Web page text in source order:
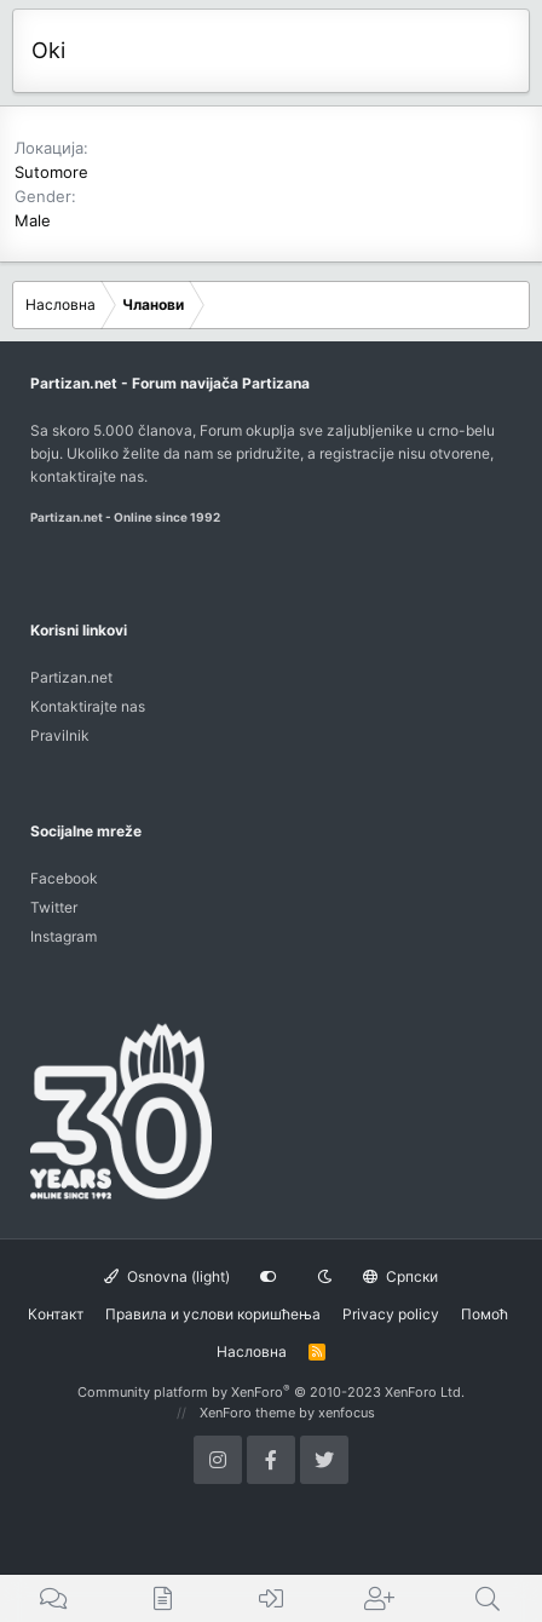
Oki
Локација
Sutomore
Gender
Male
Насловна Чланови
Partizan.net - Forum navijača Partizana
Sa skoro 5.000 članova, Forum okuplja sve zaljubljenike u crno-belu
boju. Ukoliko želite da nam se pridružite, a registracije nisu otvorene,
kontaktirajte nas.
Partizan.net - Online since 1992
Korisni linkovi
Partizan.net
Kontaktirajte nas
Pravilnik
Socijalne mreže
Facebook
Twitter
Instagram
Osnovna (light) Српски
Контакт Правила и услови коришћења Privacy policy Помоћ
Насловна
R
Community platform by XenForo® © 2010-2023 XenForo Ltd.
XenForo theme by xenfocus